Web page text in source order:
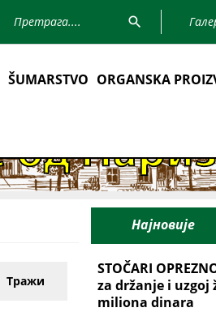
ŠUMARSTVO ORGANSKA
Тражи
Најновије
STOČARI
za držanje i uzgoj
miliona dinara